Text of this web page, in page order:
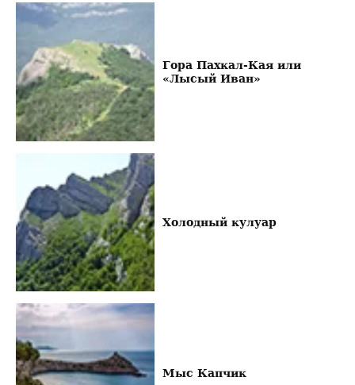
Гора Пахкал-Кая или
«Лысый Иван»
Холодный кулуар
Мыс Капчик